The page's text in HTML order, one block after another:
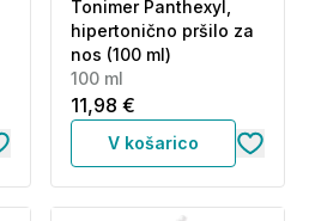
Tonimer Panthexyl,
hipertonično pršilo za
nos (100 ml)
100 ml
11,98 €
V košarico